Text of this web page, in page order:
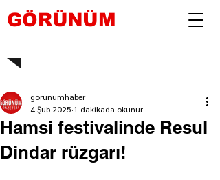
GÖRÜNÜM
Hamsi festivalinde Resul
Dindar rüzgarı!
gorunumhaber
4 Şub 2025 1 dakikada okunur